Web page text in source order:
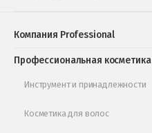
Компания Professional
Профессиональная косметика
Инструмент и принадлежности
Косметика для волос
Обучающее видео